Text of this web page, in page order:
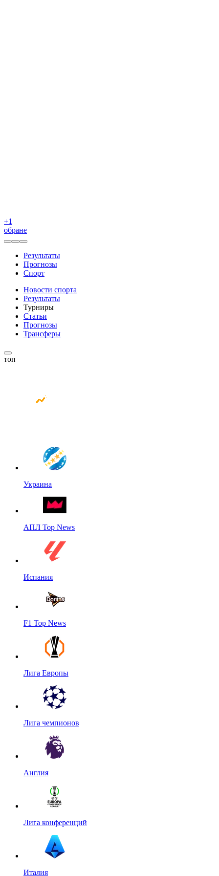
+1
обране
Результаты
Прогнозы
Спорт
Новости спорта
Результаты
Турниры
Статьи
Прогнозы
Трансферы
топ
Украина
АПЛ Top News
Испания
F1 Top News
Лига Европы
Лига чемпионов
Англия
Лига конференций
Италия